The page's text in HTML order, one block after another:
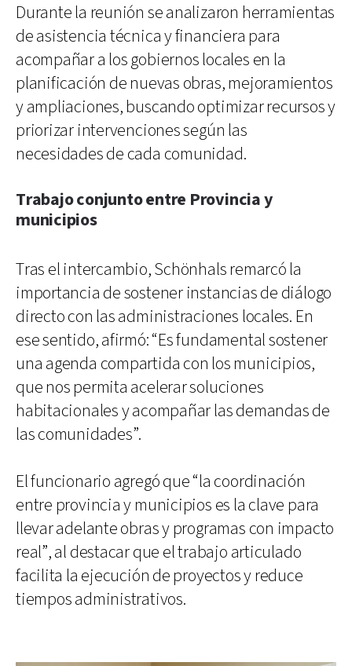
Durante la reunión se analizaron herramientas
de asistencia técnica y financiera para
acompañar a los gobiernos locales en la
planificación de nuevas obras, mejoramientos
y ampliaciones, buscando optimizar recursos y
priorizar intervenciones según las
necesidades de cada comunidad.
Trabajo conjunto entre Provincia y
municipios
Tras el intercambio, Schönhals remarcó la
importancia de sostener instancias de diálogo
directo con las administraciones locales. En
ese sentido, afirmó: “Es fundamental sostener
una agenda compartida con los municipios,
que nos permita acelerar soluciones
habitacionales y acompañar las demandas de
las comunidades”.
El funcionario agregó que “la coordinación
entre provincia y municipios es la clave para
llevar adelante obras y programas con impacto
real”, al destacar que el trabajo articulado
facilita la ejecución de proyectos y reduce
tiempos administrativos.